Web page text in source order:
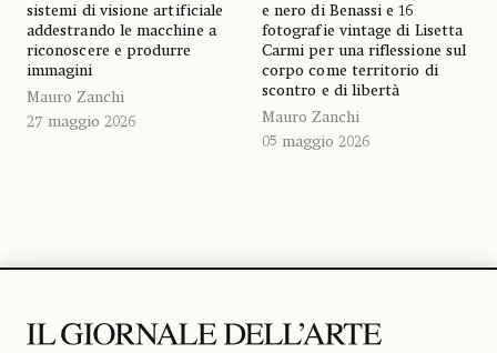
sistemi di visione artificiale
addestrando le macchine a
riconoscere e produrre
immagini
Mauro Zanchi
27 maggio 2026
e nero di Benassi e 16
fotografie vintage di Lisetta
Carmi per una riflessione sul
corpo come territorio di
scontro e di libertà
Mauro Zanchi
05 maggio 2026